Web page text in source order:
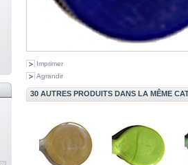
Imprimer
Agrandir
30 AUTRES PRODUITS DANS LA MÊME